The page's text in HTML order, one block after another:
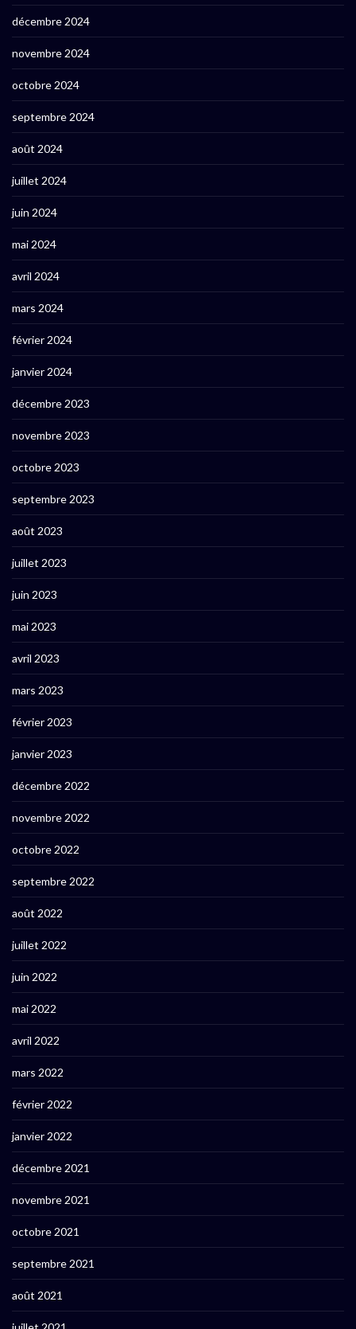
décembre 2024
novembre 2024
octobre 2024
septembre 2024
août 2024
juillet 2024
juin 2024
mai 2024
avril 2024
mars 2024
février 2024
janvier 2024
décembre 2023
novembre 2023
octobre 2023
septembre 2023
août 2023
juillet 2023
juin 2023
mai 2023
avril 2023
mars 2023
février 2023
janvier 2023
décembre 2022
novembre 2022
octobre 2022
septembre 2022
août 2022
juillet 2022
juin 2022
mai 2022
avril 2022
mars 2022
février 2022
janvier 2022
décembre 2021
novembre 2021
octobre 2021
septembre 2021
août 2021